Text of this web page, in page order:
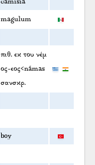
camisia
magulum
πιθ. εκ του νέμ
ος-εος<námas
σανσκρ.
boy